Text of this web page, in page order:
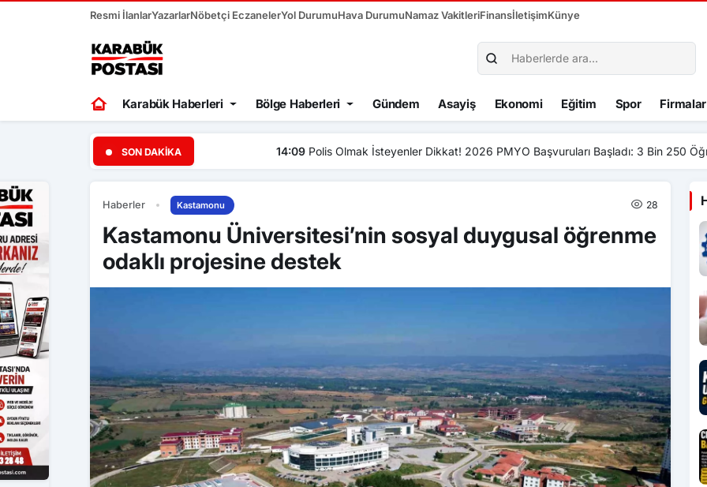
Resmi İlanlarYazarlarNöbetçi EczanelerYol DurumuHava DurumuNamaz VakitleriFinansİletişimKünye
Karabük Haberleri Bölge Haberleri Gündem Asayiş Ekonomi Eğitim Spor Firmalar
SON DAKIKA Polis Olmak İsteyenler Dikkat! 2026 PMYO Başvuruları Başladı: 3 Bin 250 Öğrenci
Haberler Kastamonu 28
Kastamonu Üniversitesi’nin sosyal duygusal öğrenme
odaklı projesine destek